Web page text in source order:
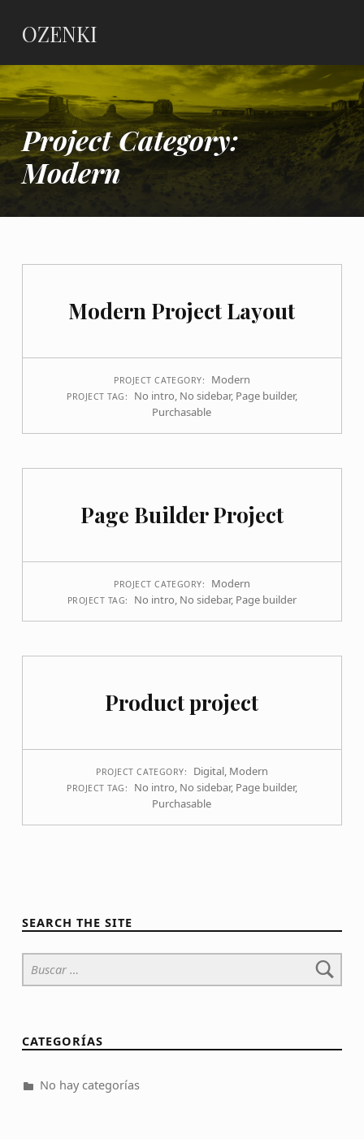
OZENKI
Project Category:
Modern
Modern Project Layout
PROJECT CATEGORY: Modern
PROJECT TAG: No intro, No sidebar, Page builder,
Purchasable
Page Builder Project
PROJECT CATEGORY: Modern
PROJECT TAG: No intro, No sidebar, Page builder
Product project
PROJECT CATEGORY: Digital, Modern
PROJECT TAG: No intro, No sidebar, Page builder,
Purchasable
SEARCH THE SITE
Buscar:
CATEGORÍAS
No hay categorías